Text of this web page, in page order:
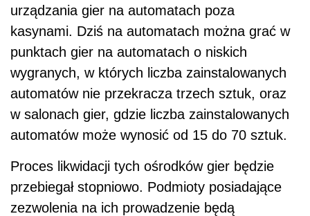
urządzania gier na automatach poza
kasynami. Dziś na automatach można grać w
punktach gier na automatach o niskich
wygranych, w których liczba zainstalowanych
automatów nie przekracza trzech sztuk, oraz
w salonach gier, gdzie liczba zainstalowanych
automatów może wynosić od 15 do 70 sztuk.
Proces likwidacji tych ośrodków gier będzie
przebiegał stopniowo. Podmioty posiadające
zezwolenia na ich prowadzenie będą